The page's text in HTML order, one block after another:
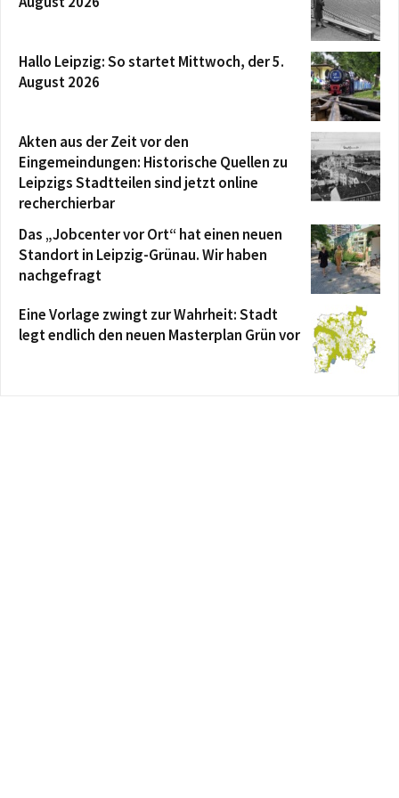
Hallo Leipzig: So startet Mittwoch, der 5.
August 2026
Akten aus der Zeit vor den
Eingemeindungen: Historische Quellen zu
Leipzigs Stadtteilen sind jetzt online
recherchierbar
Das „Jobcenter vor Ort“ hat einen neuen
Standort in Leipzig-Grünau. Wir haben
nachgefragt
Eine Vorlage zwingt zur Wahrheit: Stadt
legt endlich den neuen Masterplan Grün vor